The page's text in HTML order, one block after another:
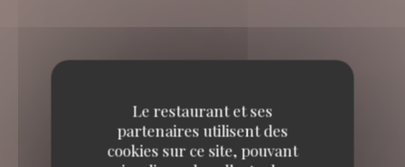
Le restaurant et ses
partenaires utilisent des
cookies sur ce site, pouvant